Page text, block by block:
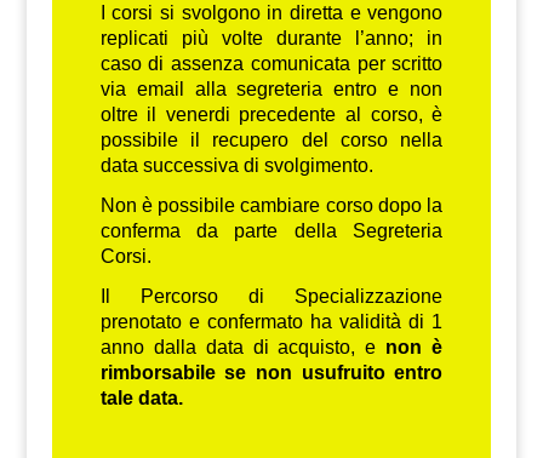
I corsi si svolgono in diretta e vengono
replicati più volte durante l’anno; in
caso di assenza comunicata per scritto
via email alla segreteria entro e non
oltre il venerdi precedente al corso, è
possibile il recupero del corso nella
data successiva di svolgimento.
Non è possibile cambiare corso dopo la
conferma da parte della Segreteria
Corsi.
Il Percorso di Specializzazione
prenotato e confermato ha validità di 1
anno dalla data di acquisto, e non è
rimborsabile se non usufruito entro
tale data.